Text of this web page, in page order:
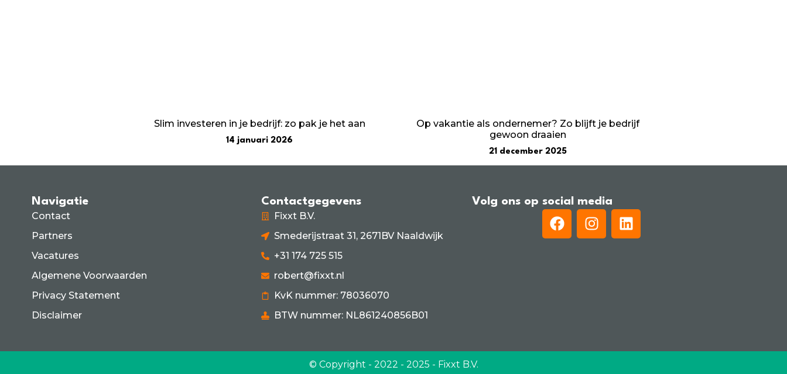
Slim investeren in je bedrijf: zo pak je het aan
14 januari 2026
Op vakantie als ondernemer? Zo blijft je bedrijf
gewoon draaien
21 december 2025
Navigatie
Contact
Partners
Vacatures
Algemene Voorwaarden
Privacy Statement
Disclaimer
Contactgegevens
Fixxt B.V.
Smederijstraat 31, 2671BV Naaldwijk
+31 174 725 515
robert@fixxt.nl
KvK nummer: 78036070
BTW nummer: NL861240856B01
Volg ons op social media
© Copyright - 2022 - 2025 - Fixxt B.V.